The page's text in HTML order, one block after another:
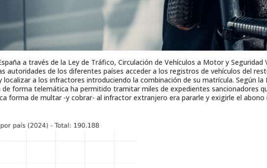
a través de la Ley de Tráfico, Circulación de Vehículos a Motor y Seguridad
autoridades de los diferentes países acceder a los registros de vehículos del
a los infractores introduciendo la combinación de su matrícula. Según la
forma telemática ha permitido tramitar miles de expedientes sancionadores
forma de multar -y cobrar- al infractor extranjero era pararle y exigirle el